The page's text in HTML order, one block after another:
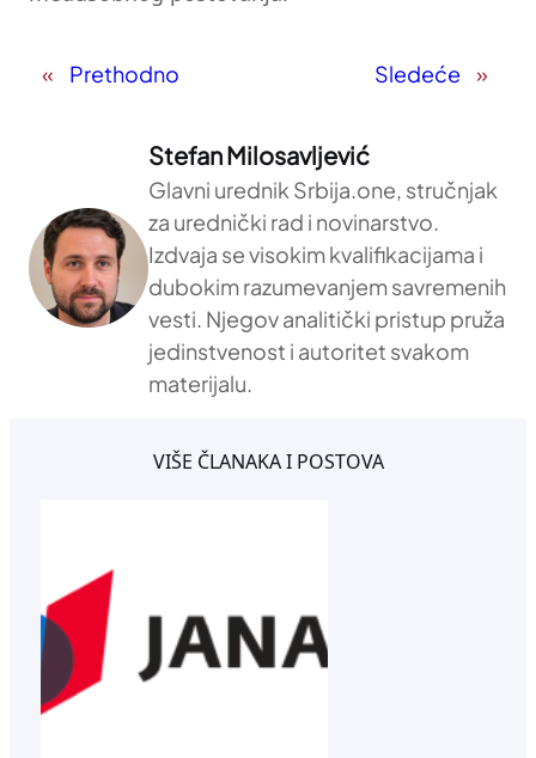
« Prethodno Sledeće »
Stefan Milosavljević
Glavni urednik Srbija.one, stručnjak
za urednički rad i novinarstvo.
Izdvaja se visokim kvalifikacijama i
dubokim razumevanjem savremenih
vesti. Njegov analitički pristup pruža
jedinstvenost i autoritet svakom
materijalu.
VIŠE ČLANAKA I POSTOVA